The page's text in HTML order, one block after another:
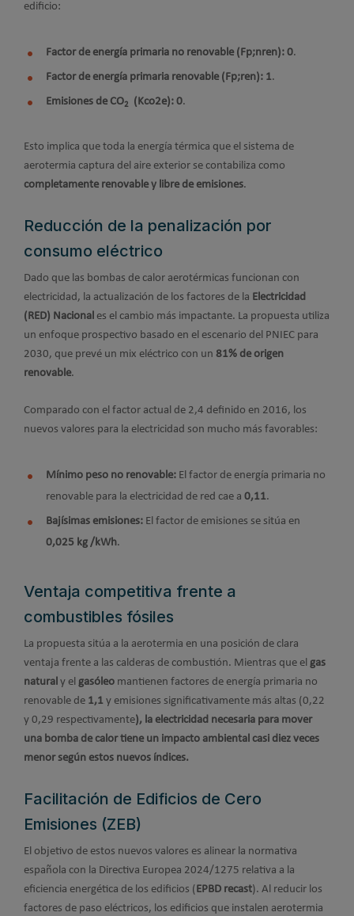
edificio:
Factor de energía primaria no renovable (Fp;nren): 0.
Factor de energía primaria renovable (Fp;ren): 1.
Emisiones de CO2 (Kco2e): 0.
Esto implica que toda la energía térmica que el sistema de
aerotermia captura del aire exterior se contabiliza como
completamente renovable y libre de emisiones.
Reducción de la penalización por
consumo eléctrico
Dado que las bombas de calor aerotérmicas funcionan con
electricidad, la actualización de los factores de la Electricidad
(RED) Nacional es el cambio más impactante. La propuesta utiliza
un enfoque prospectivo basado en el escenario del PNIEC para
2030, que prevé un mix eléctrico con un 81% de origen
renovable.
Comparado con el factor actual de 2,4 definido en 2016, los
nuevos valores para la electricidad son mucho más favorables:
Mínimo peso no renovable: El factor de energía primaria no
renovable para la electricidad de red cae a 0,11.
Bajísimas emisiones: El factor de emisiones se sitúa en
0,025 kg /kWh.
Ventaja competitiva frente a
combustibles fósiles
La propuesta sitúa a la aerotermia en una posición de clara
ventaja frente a las calderas de combustión. Mientras que el gas
natural y el gasóleo mantienen factores de energía primaria no
renovable de 1,1 y emisiones significativamente más altas (0,22
y 0,29 respectivamente), la electricidad necesaria para mover
una bomba de calor tiene un impacto ambiental casi diez veces
menor según estos nuevos índices.
Facilitación de Edificios de Cero
Emisiones (ZEB)
El objetivo de estos nuevos valores es alinear la normativa
española con la Directiva Europea 2024/1275 relativa a la
eficiencia energética de los edificios ( EPBD recast). Al reducir los
factores de paso eléctricos, los edificios que instalen aerotermia